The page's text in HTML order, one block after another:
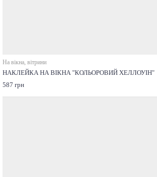
На вікна, вітрини
НАКЛЕЙКА НА ВІКНА "КОЛЬОРОВИЙ ХЕЛЛОУІН"
587 грн